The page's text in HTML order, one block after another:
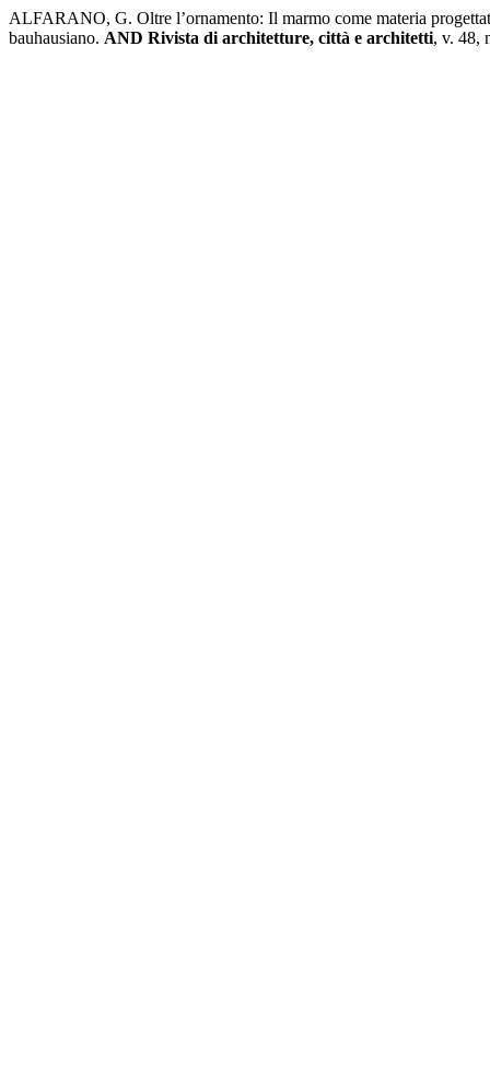
ALFARANO, G. Oltre l’ornamento: Il marmo come materia
bauhausiano. AND Rivista di architetture, città e architetti, v. 48,